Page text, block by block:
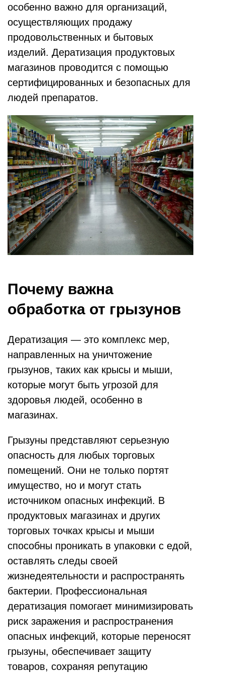
особенно важно для организаций,
осуществляющих продажу
продовольственных и бытовых
изделий. Дератизация продуктовых
магазинов проводится с помощью
сертифицированных и безопасных для
людей препаратов.
Почему важна
обработка от грызунов
Дератизация — это комплекс мер,
направленных на уничтожение
грызунов, таких как крысы и мыши,
которые могут быть угрозой для
здоровья людей, особенно в
магазинах.
Грызуны представляют серьезную
опасность для любых торговых
помещений. Они не только портят
имущество, но и могут стать
источником опасных инфекций. В
продуктовых магазинах и других
торговых точках крысы и мыши
способны проникать в упаковки с едой,
оставлять следы своей
жизнедеятельности и распространять
бактерии. Профессиональная
дератизация помогает минимизировать
риск заражения и распространения
опасных инфекций, которые переносят
грызуны, обеспечивает защиту
товаров, сохраняя репутацию